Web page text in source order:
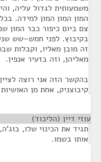
משמעותית לגדול עליה,
המון המון המון למידה.
צם ביום כיפור כבר המון
בקיבוץ. לפני חמש–שש
זה מובן מאליו, וקבלות
מאליהן, וזה בזעיר אנפין.
בהקשר הזה אני רוצה
קיבוצניק, אחת מן
עוזי דיין (הליכוד)
תגיד את הכינוי שלו,
אותו בשמו.